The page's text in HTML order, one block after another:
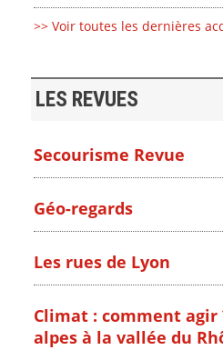
>> Voir toutes les dernières
LES REVUES
Secourisme Revue
Géo-regards
Les rues de Lyon
Climat : comment agir
alpes à la vallée du